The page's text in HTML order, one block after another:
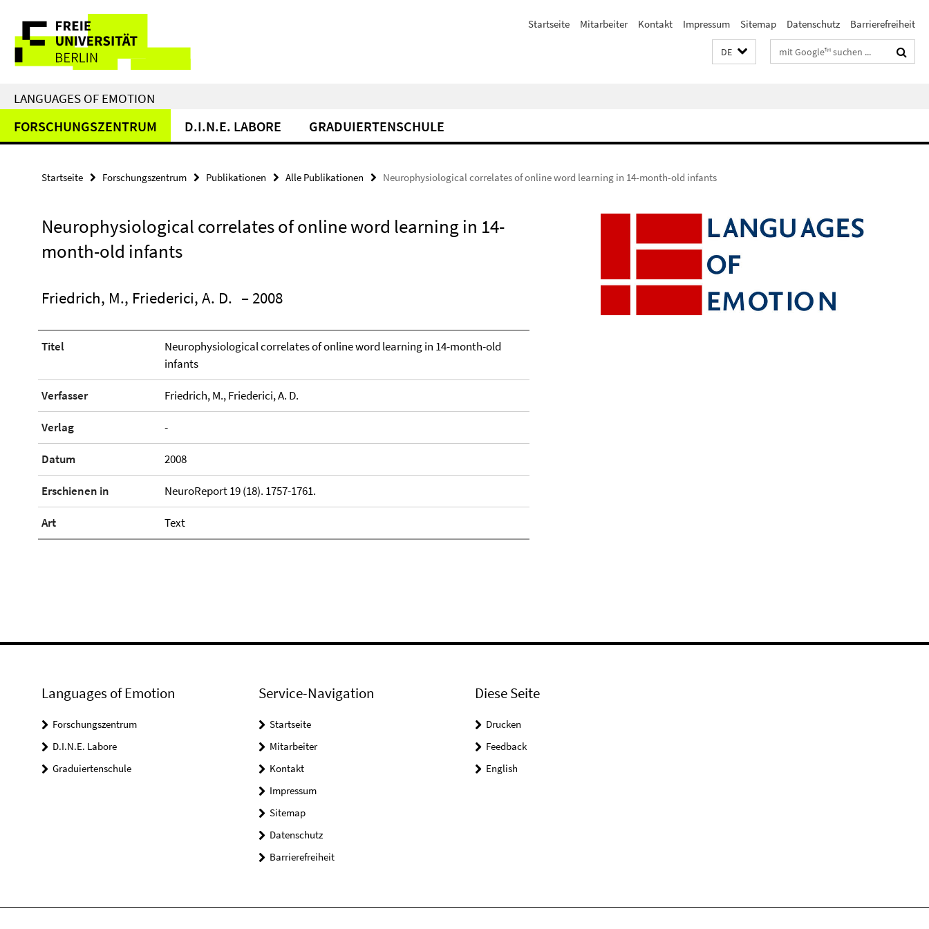
direkt
Inhalt
Service-
Navigation
Startseite Mitarbeiter Kontakt Impressum Sitemap Datenschutz Barrierefreiheit
DE Suchbegriffe
LANGUAGES OF EMOTION
FORSCHUNGSZENTRUM D.I.N.E. LABORE GRADUIERTENSCHULE
Startseite Forschungszentrum Publikationen Alle Publikationen Neurophysiological correlates of online word learning in 14-month-old infants
Neurophysiological correlates of online word learning in 14-
month-old infants
Friedrich, M., Friederici, A. D. – 2008
Titel
Neurophysiological correlates of online word learning in 14-month-old
infants
Verfasser Friedrich, M., Friederici, A. D.
Verlag -
Datum 2008
Erschienen in NeuroReport 19 (18). 1757-1761.
Art Text
Languages of Emotion
Forschungszentrum
D.I.N.E. Labore
Graduiertenschule
Service-Navigation
Startseite
Mitarbeiter
Kontakt
Impressum
Sitemap
Datenschutz
Barrierefreiheit
Diese Seite
Drucken
Feedback
English